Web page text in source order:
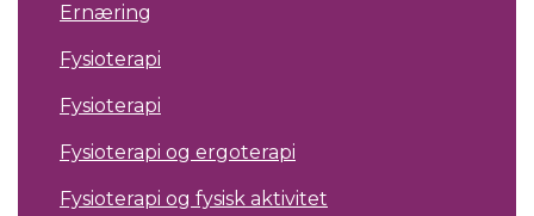
Ernæring
Fysioterapi
Fysioterapi
Fysioterapi og ergoterapi
Fysioterapi og fysisk aktivitet